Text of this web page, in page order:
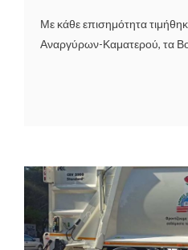
Με κάθε επισημότητα
Αναργύρων-Καματερού, τα